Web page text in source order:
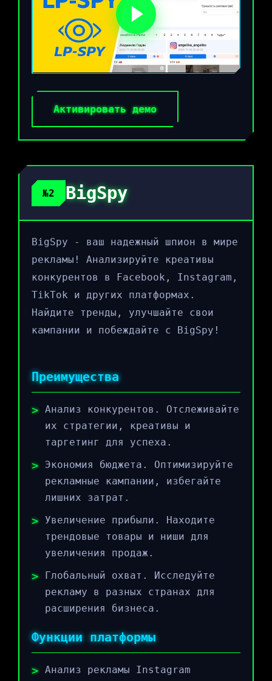
Активировать демо
№2 BigSpy
BigSpy - ваш надежный шпион в мире
рекламы! Анализируйте креативы
конкурентов в Facebook, Instagram,
TikTok и других платформах.
Найдите тренды, улучшайте свои
кампании и побеждайте с BigSpy!
Преимущества
Анализ конкурентов. Отслеживайте
их стратегии, креативы и
таргетинг для успеха.
Экономия бюджета. Оптимизируйте
рекламные кампании, избегайте
лишних затрат.
Увеличение прибыли. Находите
трендовые товары и ниши для
увеличения продаж.
Глобальный охват. Исследуйте
рекламу в разных странах для
расширения бизнеса.
Функции платформы
Анализ рекламы Instagram